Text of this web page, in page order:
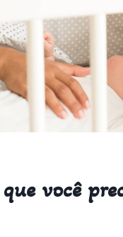
você